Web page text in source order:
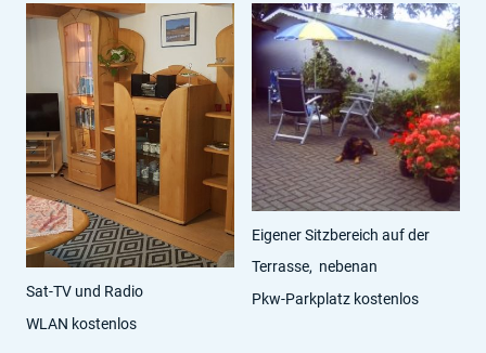
Sat-TV und Radio
WLAN kostenlos
Eigener Sitzbereich auf der
Terrasse, nebenan
Pkw-Parkplatz kostenlos